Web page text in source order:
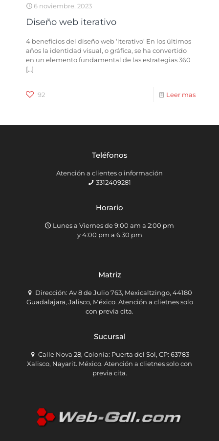
6 noviembre, 2023
Diseño web iterativo
4 beneficios del diseño web ‘iterativo’ En los últimos
años la identidad visual, o gráfica, se ha convertido
en un elemento fundamental de las estrategias 360
[…]
92 Leer mas
Teléfonos
Atención a clientes o información
3312409281
Horario
Lunes a Viernes de 9:00 am a 2:00 pm
y 4:00 pm a 6:30 pm
Matriz
Dirección: Av 8 de Julio 763, Mexicaltzingo, 44180
Guadalajara, Jalisco, México. Atención a clietnes solo
con previa cita.
Sucursal
Calle Nova 28, Colonia: Puerta del Sol, CP: 63783
Xalisco, Nayarit. México. Atención a clietnes solo con
previa cita.